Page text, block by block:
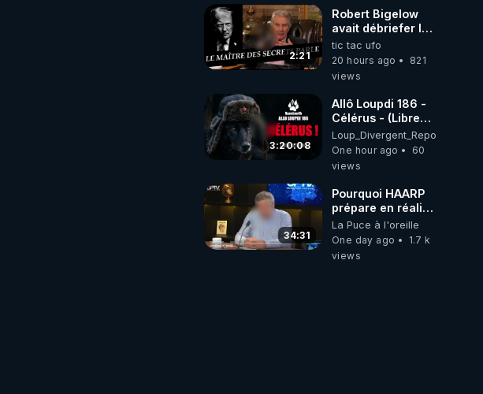
2:21
Robert Bigelow
avait débriefer le
pédophile
génocidaire de
donald j trump
tic tac ufo
20 hours ago
821
views
3:20:08
Allô Loupdi 186 -
Célérus - (Libre
Antenne) - Loup
Divergent
2026.08.06
Loup_Divergent_Reposts
One hour ago
60
views
34:31
Pourquoi HAARP
prépare en réalité
un CHAOS
climatique, on
répond
La Puce à l'oreille
One day ago
1.7 k
views